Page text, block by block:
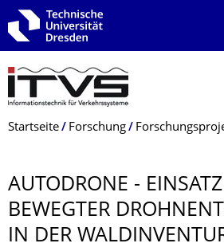
Zur Hauptnavigation springen
Zur Suche springen
Zum Inhalt springen
Breadcrumb-Menü
Startseite Forschung
AUTODRONE -
BEWEGTER
IN DER